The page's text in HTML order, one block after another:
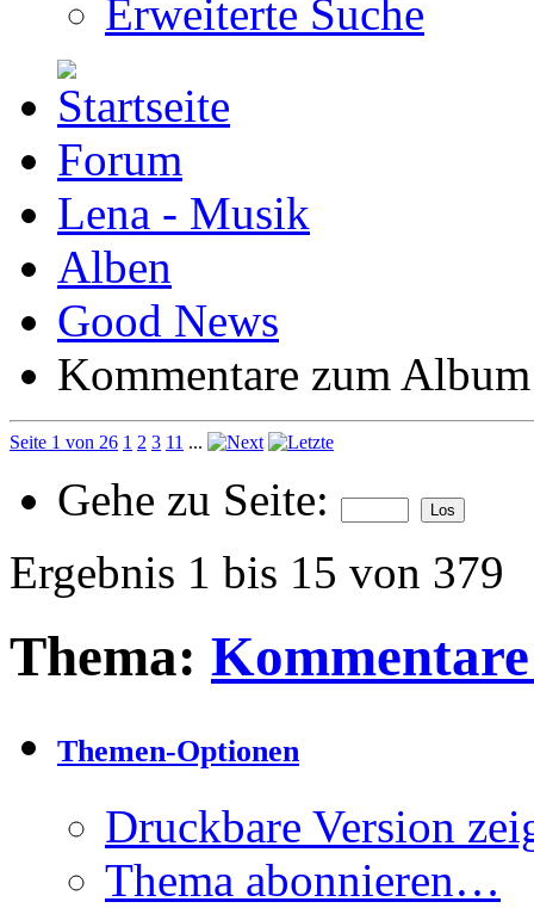
Erweiterte Suche
Forum
Lena - Musik
Alben
Good News
Kommentare zum Album
Seite 1 von 26 1 2 3 11 ...
Gehe zu Seite:
Ergebnis 1 bis 15 von 379
Thema:
Themen-Optionen
Druckbare Version
Thema abonnieren…